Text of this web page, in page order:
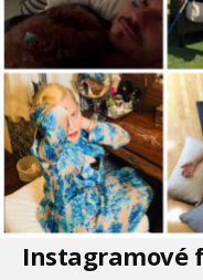
Instagramové